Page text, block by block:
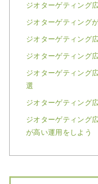
ジオターゲティング
ジオターゲティング
ジオターゲティング
ジオターゲティング
ジオターゲティング
選
ジオターゲティング
ジオターゲティング
が高い運用をしよう